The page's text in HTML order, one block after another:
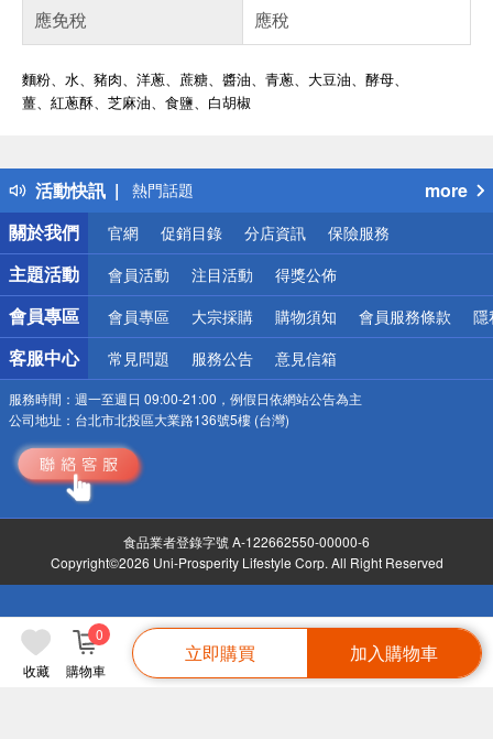
收藏 購物車
0
立即購買 加入購物車
應免稅
應稅
麵粉、水、豬肉、洋蔥、蔗糖、醬油、青蔥、大豆油、酵母、
薑、紅蔥酥 、芝麻油、食鹽、白胡椒
活動快訊
得獎公告
熱門話題
銀行優惠
偏遠地區配送
詐騙網頁！請小心！
more
關於我們
官網 促銷目錄 分店資訊 保險服務
主題活動 會員活動 注目活動 得獎公佈
會員專區 會員專區 大宗採購 購物須知 會員服務條款 隱
客服中心 常見問題 服務公告 意見信箱
服務時間： 週一至週日 09:00-21:00，例假日依網站公告為主
公司地址： 台北市北投區大業路136號5樓 (台灣)
食品業者登錄字號 A-122662550-00000-6
Copyright©2026 Uni-Prosperity Lifestyle Corp. All Right Reserved